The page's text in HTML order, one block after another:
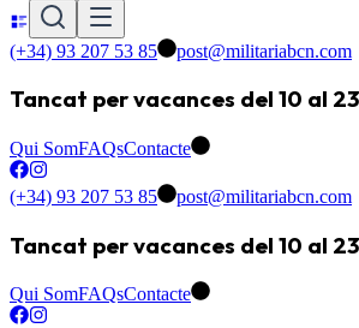
(+34) 93 207 53 85 post@militariabcn.com
Tancat per vacances del 10 al
Qui SomFAQsContacte
(+34) 93 207 53 85 post@militariabcn.com
Tancat per vacances del 10 al
Qui SomFAQsContacte